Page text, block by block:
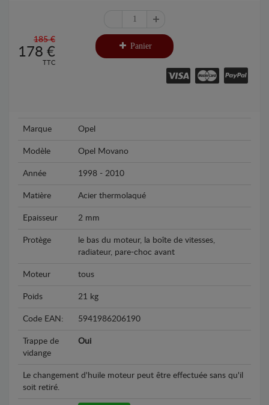
185 €
178 €
TTC
Panier
Marque Opel
Modèle Opel Movano
Année 1998 - 2010
Matière Acier thermolaqué
Epaisseur 2 mm
Protège
le bas du moteur, la boîte de vitesses,
radiateur, pare-choc avant
Moteur tous
Poids 21 kg
Code EAN: 5941986206190
Trappe de
vidange
Oui
Le changement d'huile moteur peut être effectuée sans qu'il
soit retiré.